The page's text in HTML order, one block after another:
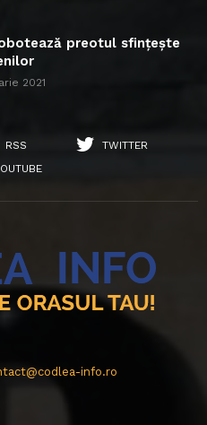
preotul sfințește
2021
RSS
TWITTER
info.ro